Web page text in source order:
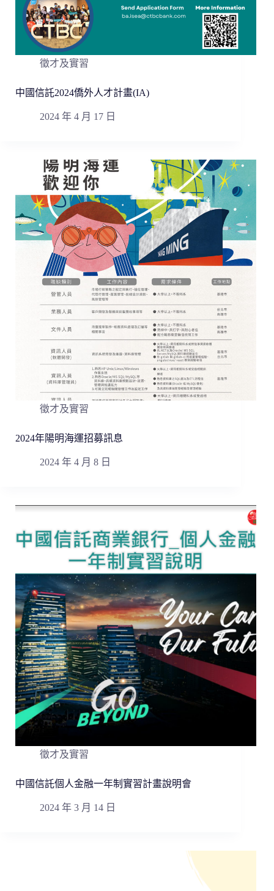
徵才及實習
中國信託2024僑外人才計畫(IA)
2024 年 4 月 17 日
徵才及實習
2024年陽明海運招募訊息
2024 年 4 月 8 日
徵才及實習
中國信託個人金融一年制實習計畫說明會
2024 年 3 月 14 日